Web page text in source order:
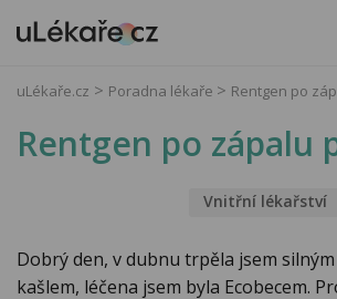
uLékaře.cz Poradna lékaře Rentgen po
Rentgen po zápalu
Vnitřní lékařství
Dobrý den, v dubnu trpěla jsem
kašlem, léčena jsem byla Ecobecem.